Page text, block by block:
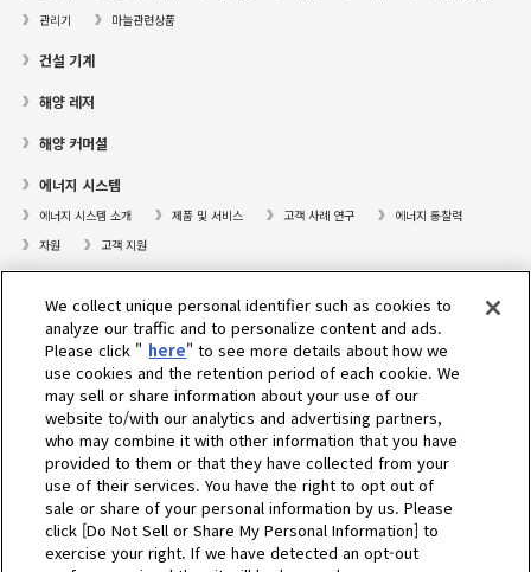
관리기
마늘관련상품
건설 기계
해양 레저
해양 커머셜
에너지 시스템
에너지 시스템 소개 제품 및 서비스 고객 사례 연구
에너지 통찰력
자원
고객 지원
대리점검색
고객센터
고객지원
회사소개
Select Region
We collect unique personal identifier such as cookies to
analyze our traffic and to personalize content and ads.
Please click " here" to see more details about how we
use cookies and the retention period of each cookie. We
may sell or share information about your use of our
website to/with our analytics and advertising partners,
who may combine it with other information that you have
provided to them or that they have collected from your
use of their services. You have the right to opt out of
sale or share of your personal information by us. Please
click [Do Not Sell or Share My Personal Information] to
exercise your right. If we have detected an opt-out